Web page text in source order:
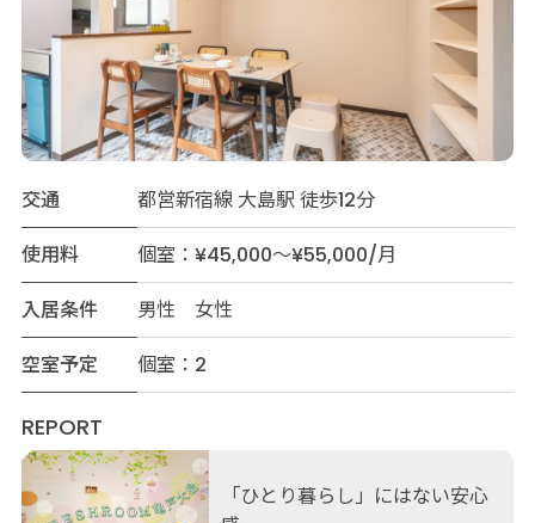
交通
都営新宿線 大島駅 徒歩12分
使用料
個室：¥45,000～¥55,000/月
入居条件
男性 女性
空室予定
個室：2
REPORT
「ひとり暮らし」にはない安心